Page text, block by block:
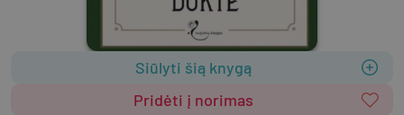
Siūlyti šią knygą
Pridėti į norimas